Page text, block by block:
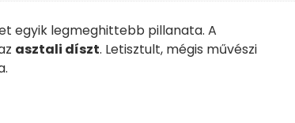
egyik legmeghittebb pillanata. A
asztali díszt. Letisztult, mégis művészi